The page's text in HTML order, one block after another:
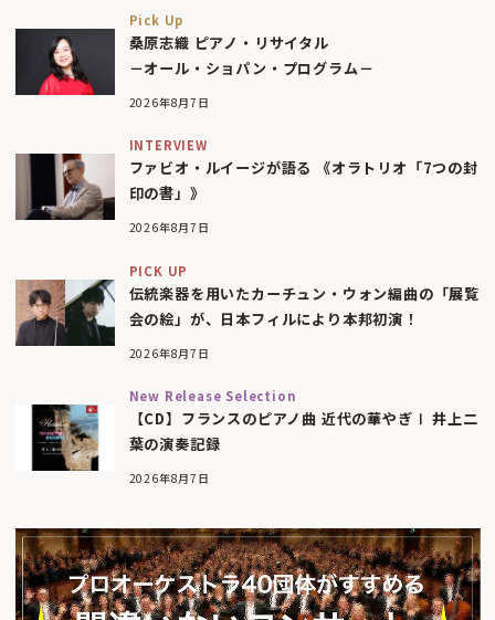
Pick Up
桑原志織 ピアノ・リサイタル
－オール・ショパン・プログラム－
2026年8月7日
INTERVIEW
ファビオ・ルイージが語る 《オラトリオ「7つの封
印の書」》
2026年8月7日
PICK UP
伝統楽器を用いたカーチュン・ウォン編曲の「展覧
会の絵」が、日本フィルにより本邦初演！
2026年8月7日
New Release Selection
【CD】フランスのピアノ曲 近代の華やぎⅠ 井上二
葉の演奏記録
2026年8月7日